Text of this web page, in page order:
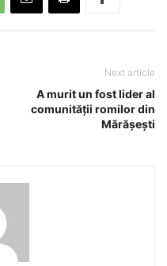
Next article
A murit un fost lider al
comunității romilor din
Mărășești